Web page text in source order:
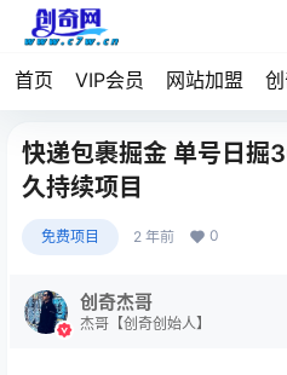
首页 VIP会员 网站加盟
快递包裹掘金 单号日
久持续项目
免费项目 2 年前 0
创奇杰哥
杰哥【创奇创始人】